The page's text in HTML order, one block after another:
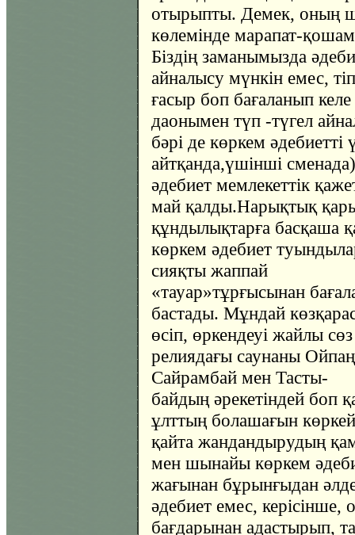
отырыпты. Демек, оның
көлемінде марапат-
Біздің заманымызда
айналысу мүнкін емес,
ғасыр боп бағаланып
даонымен түп -түгел
бәрі де көркем
айтқанда,үшінші
әдебиет мемлекеттік
май қалды.Нарықтық
құндылықтарға басқаша
көркем әдебиет
сияқты жаппай
«тауар»тұрғысынан
бастады. Мұндай
өсіп, өркендеуі жайлы
релиядағы саунаны
Сайрамбай мен Тасты-
байдың әрекетіндей боп
ұлттың болашағын
қайта жандандырудың
мен шынайы көркем
жағынан бұрынғыдан
әдебиет емес,
бағдарынан адастырып,